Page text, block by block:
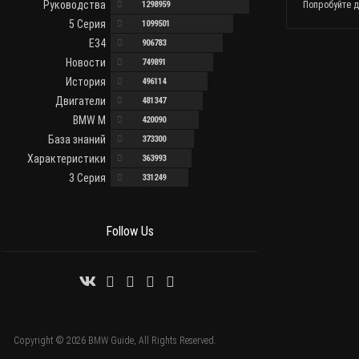
принимать продолжительное время без [...]
Руководства 1298959
5 Серия 1099501
E34 906783
Новости 749891
История 496114
Двигатели 481347
BMW M 420090
База знаний 373300
Характеристики 363993
3 Серия 331249
Follow Us
Попробуйте
Copyright © 2026 BMW Guide, All Rights Reserved.